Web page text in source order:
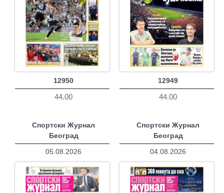
12950
44.00
12949
44.00
Спортски Журнал
Београд
05.08.2026
Спортски Журнал
Београд
04.08.2026